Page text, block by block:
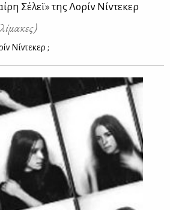
Σέλεϊ» της Λορίν Νίντεκερ
Νίντεκερ ;